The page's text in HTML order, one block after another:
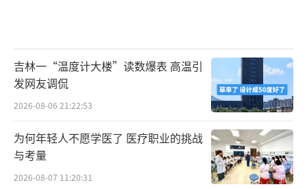
吉林一“温度计大楼”读数爆表 高温引
发网友调侃
2026-08-06 21:22:53
为何年轻人不愿学医了 医疗职业的挑战
与考量
2026-08-07 11:20:31